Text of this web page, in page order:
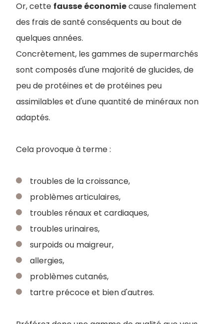
Or, cette fausseéconomiecause finalement
des frais de santé conséquents au bout de
quelques années.
Concrètement, les gammes de supermarchés
sont composés d'une majorité de glucides, de
peu de protéines et de protéines peu
assimilables et d'une quantité de minéraux non
adaptés.
Cela provoque à terme :
troubles de la croissance,
problèmes articulaires,
troubles rénaux et cardiaques,
troubles urinaires,
surpoids ou maigreur,
allergies,
problèmes cutanés,
tartre précoce et bien d'autres.